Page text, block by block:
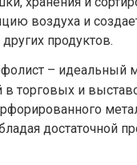
воздуха и
продуктов.
– идеальный
в торговых и
достаточной